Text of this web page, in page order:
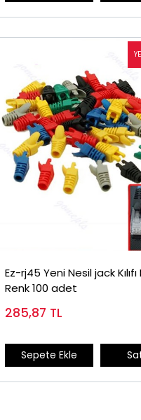
Ez-rj45 Yeni Nesil jack Kılıfı
Renk 100 adet
285,87 TL
Sepete Ekle